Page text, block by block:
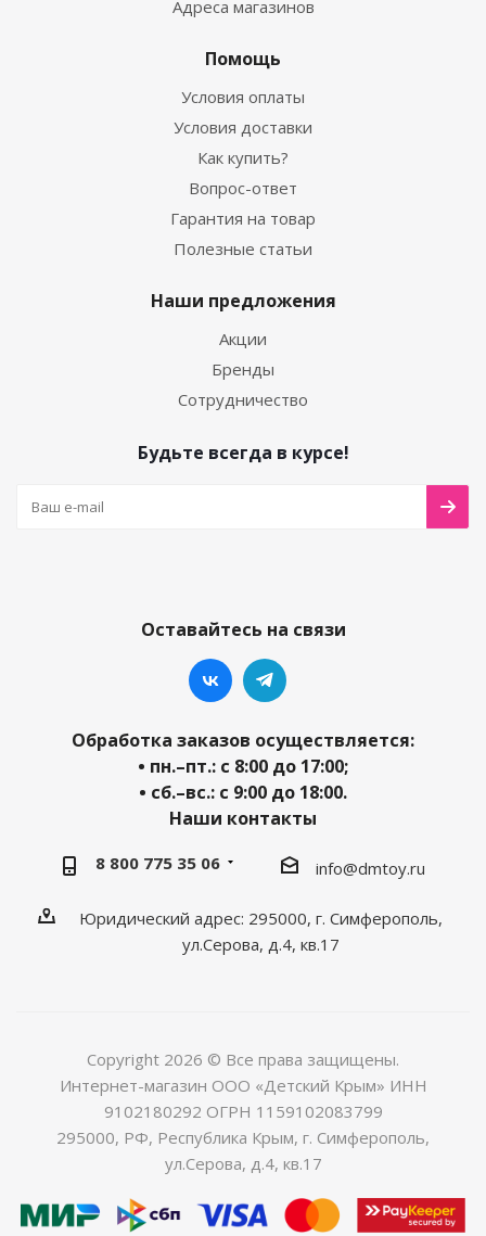
Адреса магазинов
Помощь
Условия оплаты
Условия доставки
Как купить?
Вопрос-ответ
Гарантия на товар
Полезные статьи
Наши предложения
Акции
Бренды
Сотрудничество
Будьте всегда в курсе!
Оставайтесь на связи
Обработка заказов осуществляется:
• пн.–пт.: с 8:00 до 17:00;
• сб.–вс.: с 9:00 до 18:00.
Наши контакты
8 800 775 35 06 info@dmtoy.ru
Юридический адрес: 295000, г. Симферополь,
ул.Серова, д.4, кв.17
Copyright 2026 © Все права защищены.
Интернет-магазин ООО «Детский Крым» ИНН
9102180292 ОГРН 1159102083799
295000, РФ, Республика Крым, г. Симферополь,
ул.Серова, д.4, кв.17